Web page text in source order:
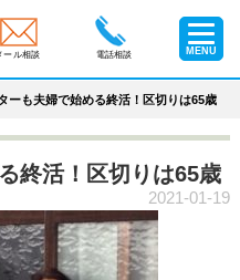
ール相談 電話相談 MENU
ーも夫婦で始める終活！区切りは65歳
終活！区切りは65歳
2021-01-19